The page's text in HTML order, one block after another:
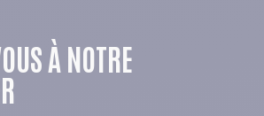
À NOTRE